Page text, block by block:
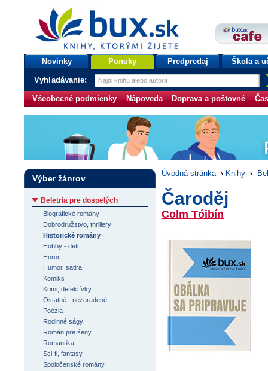
bux.sk
knihy, ktorými žijete
Úvodná stránka
Novinky Ponuky Predpredaj Škola a
Vyhľadávanie:
Všeobecné podmienky Nápoveda Doprava a poštovné
Úvodná stránka › Knihy ›
Čaroděj
Colm Tóibín
Výber žánrov
Beletria pre dospelých
Biografické romány
Dobrodružstvo, thrillery
Historické romány
Hobby - deti
Horor
Humor, satira
Komiks
Krimi, detektívky
Ostatné - nezaradené
Poézia
Rodinné ságy
Román pre ženy
Romantika
Sci-fi, fantasy
Spoločenské romány